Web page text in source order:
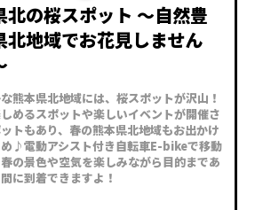
北の桜スポット ～自然豊
北地域でお花見しません
熊本県北地域には、桜スポットが沢山！
めるスポットや楽しいイベントが開催さ
トもあり、春の熊本県北地域もお出かけ
♪電動アシスト付き自転車E-bikeで移動
の景色や空気を楽しみながら目的まであ
に到着できますよ！